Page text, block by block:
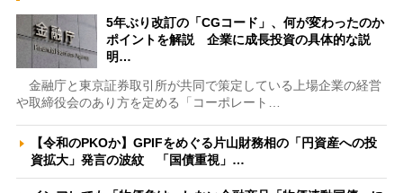
5年ぶり改訂の「CGコード」、何が変わったのか
ポイントを解説 企業に成長投資の具体的な説
明…
金融庁と東京証券取引所が共同で策定している上場企業の経営
や取締役会のあり方を定める「コーポレート…
【令和のPKOか】GPIFをめぐる片山財務相の「円資産への投
資拡大」発言の波紋 「国債重視」…